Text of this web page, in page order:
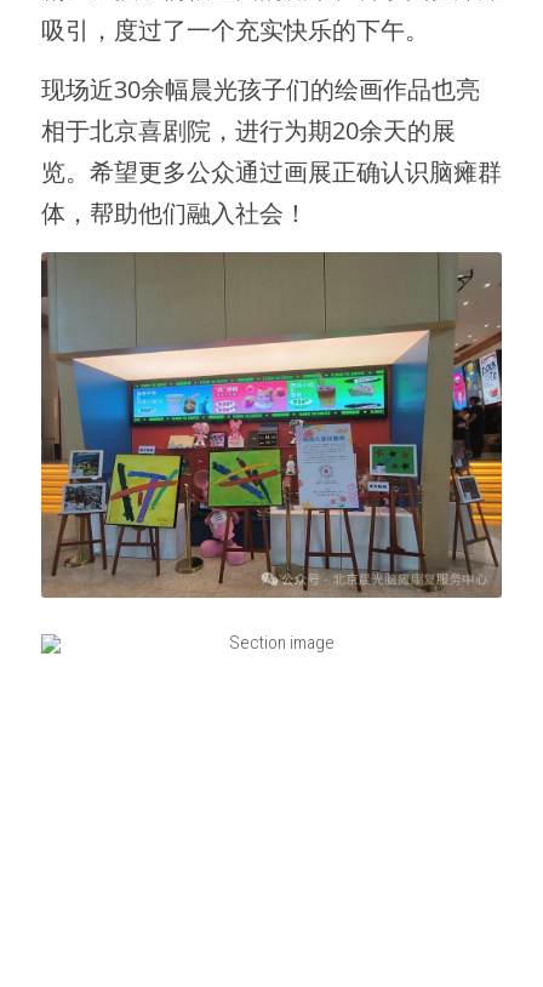
吸引，度过了一个充实快乐的下午。
现场近30余幅晨光孩子们的绘画作品也亮
相于北京喜剧院，进行为期20余天的展
览。希望更多公众通过画展正确认识脑瘫群
体，帮助他们融入社会！